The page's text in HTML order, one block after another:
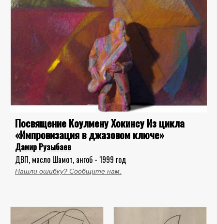
Посвящение Коулмену Хокинсу Из цикла
«Импровизация в джазовом ключе»
Дамир Рузыбаев
ДВП, масло Шамот, ангоб - 1999 год
Нашли ошибку? Сообщите нам.